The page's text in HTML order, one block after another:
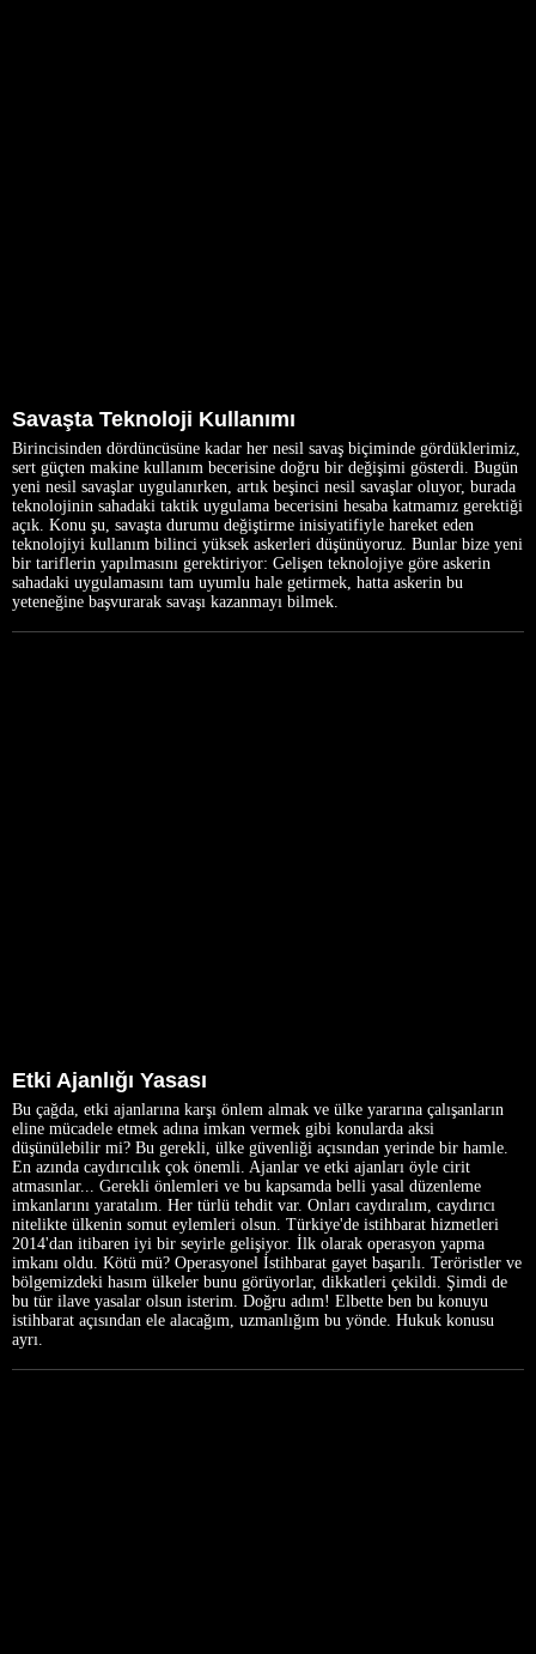
Savaşta Teknoloji Kullanımı
Birincisinden dördüncüsüne kadar her nesil savaş biçiminde gördüklerimiz,
sert güçten makine kullanım becerisine doğru bir değişimi gösterdi. Bugün
yeni nesil savaşlar uygulanırken, artık beşinci nesil savaşlar oluyor, burada
teknolojinin sahadaki taktik uygulama becerisini hesaba katmamız gerektiği
açık. Konu şu, savaşta durumu değiştirme inisiyatifiyle hareket eden
teknolojiyi kullanım bilinci yüksek askerleri düşünüyoruz. Bunlar bize yeni
bir tariflerin yapılmasını gerektiriyor: Gelişen teknolojiye göre askerin
sahadaki uygulamasını tam uyumlu hale getirmek, hatta askerin bu
yeteneğine başvurarak savaşı kazanmayı bilmek.
Etki Ajanlığı Yasası
Bu çağda, etki ajanlarına karşı önlem almak ve ülke yararına çalışanların
eline mücadele etmek adına imkan vermek gibi konularda aksi
düşünülebilir mi? Bu gerekli, ülke güvenliği açısından yerinde bir hamle.
En azında caydırıcılık çok önemli. Ajanlar ve etki ajanları öyle cirit
atmasınlar... Gerekli önlemleri ve bu kapsamda belli yasal düzenleme
imkanlarını yaratalım. Her türlü tehdit var. Onları caydıralım, caydırıcı
nitelikte ülkenin somut eylemleri olsun. Türkiye'de istihbarat hizmetleri
2014'dan itibaren iyi bir seyirle gelişiyor. İlk olarak operasyon yapma
imkanı oldu. Kötü mü? Operasyonel İstihbarat gayet başarılı. Teröristler ve
bölgemizdeki hasım ülkeler bunu görüyorlar, dikkatleri çekildi. Şimdi de
bu tür ilave yasalar olsun isterim. Doğru adım! Elbette ben bu konuyu
istihbarat açısından ele alacağım, uzmanlığım bu yönde. Hukuk konusu
ayrı.